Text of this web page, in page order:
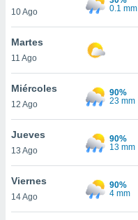
más
nuestra
y
de
disponible
10 Ago
0.1 mm
Martes
11 Ago
Miércoles
12 Ago
90%
23 mm
Jueves
13 Ago
90%
13 mm
Viernes
14 Ago
90%
4 mm